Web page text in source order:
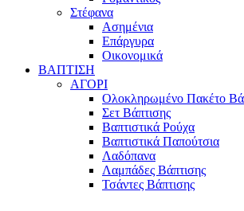
Στέφανα
Ασημένια
Επάργυρα
Οικονομικά
ΒΑΠΤΙΣΗ
ΑΓΟΡΙ
Ολοκληρωμένο Πακέτο
Σετ Βάπτισης
Βαπτιστικά Ρούχα
Βαπτιστικά Παπούτσια
Λαδόπανα
Λαμπάδες Βάπτισης
Τσάντες Βάπτισης